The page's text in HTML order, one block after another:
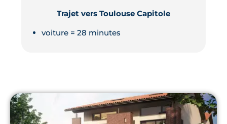
Trajet vers Toulouse Capitole
voiture = 28 minutes